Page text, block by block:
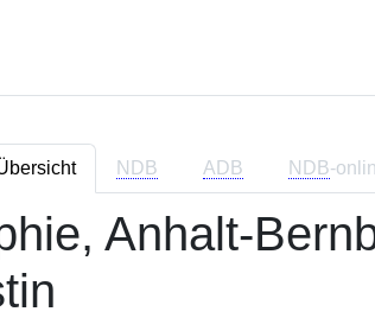
NDB ADB NDB-
Anhalt-